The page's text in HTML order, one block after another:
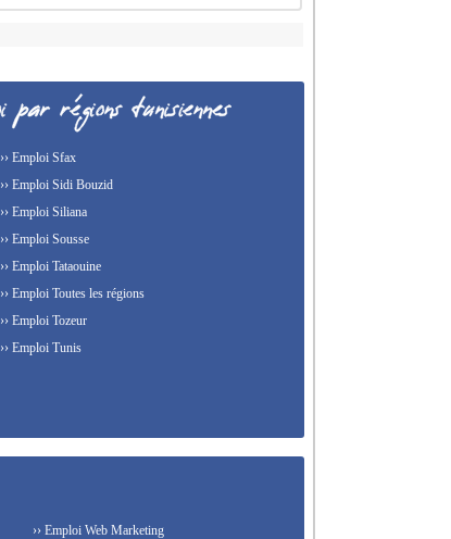
›› Emploi Sfax
›› Emploi Sidi Bouzid
›› Emploi Siliana
›› Emploi Sousse
›› Emploi Tataouine
›› Emploi Toutes les régions
›› Emploi Tozeur
›› Emploi Tunis
›› Emploi Web Marketing